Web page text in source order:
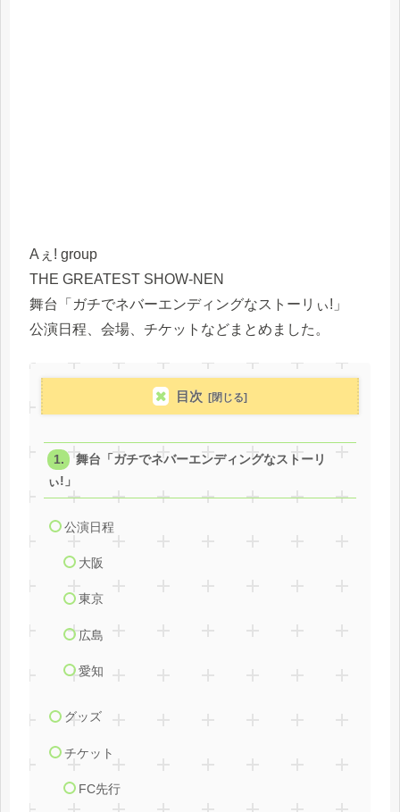
Aぇ! group
THE GREATEST SHOW-NEN
舞台「ガチでネバーエンディングなストーリぃ!」
公演日程、会場、チケットなどまとめました。
目次
舞台「ガチでネバーエンディングなストーリ
ぃ!」
公演日程
大阪
東京
広島
愛知
グッズ
チケット
FC先行